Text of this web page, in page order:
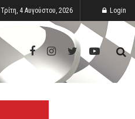
Τρίτη, 4 Αυγούστου, 2026 Login